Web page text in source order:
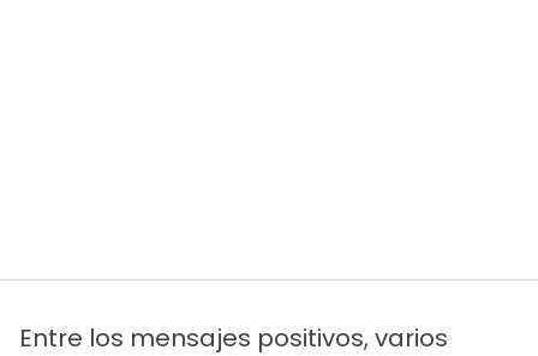
Entre los mensajes positivos, varios